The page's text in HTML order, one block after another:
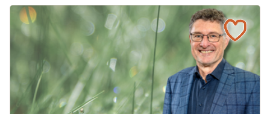
Naturmagazin: Mit Daten für die Vielfalt: Interview mit
Mit Daten für die Vielfalt: Interview mit Michael Jungmeier